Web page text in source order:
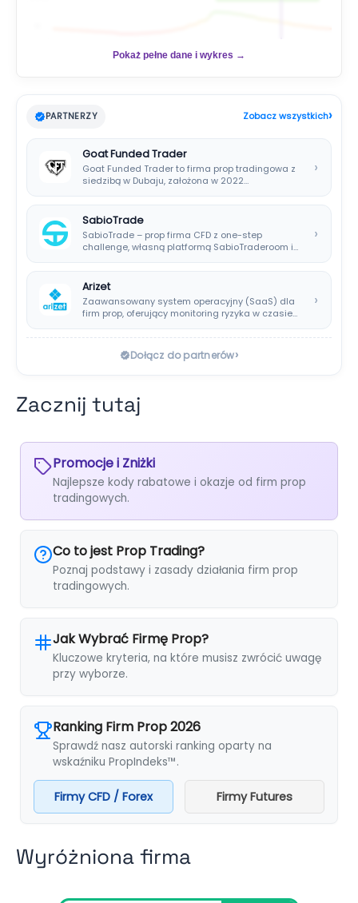
Pokaż pełne dane i wykres →
PARTNERZY Zobacz wszystkich›
Goat Funded Trader
Goat Funded Trader to firma prop tradingowa z
siedzibą w Dubaju, założona w 2022…
›
SabioTrade
SabioTrade – prop firma CFD z one-step
challenge, własną platformą SabioTraderoom i
›
Arizet
Zaawansowany system operacyjny (SaaS) dla
firm prop, oferujący monitoring ryzyka w czasie
›
Dołącz do partnerów›
Zacznij tutaj
Promocje i Zniżki
Najlepsze kody rabatowe i okazje od firm prop
tradingowych.
Co to jest Prop Trading?
Poznaj podstawy i zasady działania firm prop
tradingowych.
Jak Wybrać Firmę Prop?
Kluczowe kryteria, na które musisz zwrócić uwagę
przy wyborze.
Ranking Firm Prop 2026
Sprawdź nasz autorski ranking oparty na
wskaźniku PropIndeks™.
Firmy CFD / Forex Firmy Futures
Wyróżniona firma